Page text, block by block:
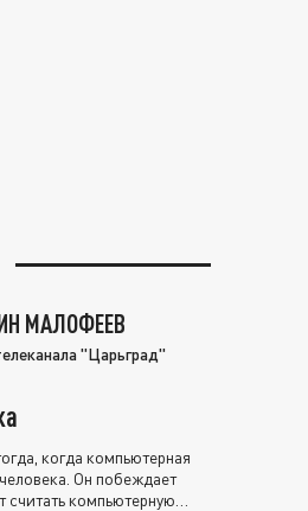
МАЛОФЕЕВ
"Царьград"
когда компьютерная
Он побеждает
считать компьютерную